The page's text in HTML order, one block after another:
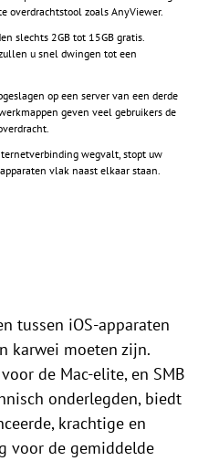
overdrachtstool zoals AnyViewer.
slechts 2GB tot 15GB gratis.
u snel dwingen tot een
op een server van een derde
geven veel gebruikers de
wegvalt, stopt uw
vlak naast elkaar staan.
tussen iOS-apparaten
karwei moeten zijn.
de Mac-elite, en SMB
onderlegden, biedt
krachtige en
voor de gemiddelde